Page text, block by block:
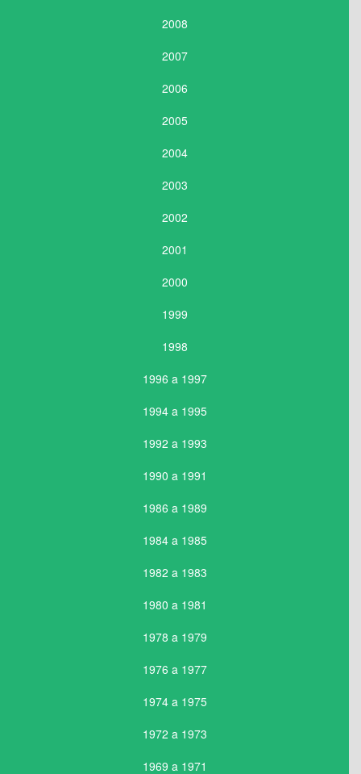
2008
2007
2006
2005
2004
2003
2002
2001
2000
1999
1998
1996 a 1997
1994 a 1995
1992 a 1993
1990 a 1991
1986 a 1989
1984 a 1985
1982 a 1983
1980 a 1981
1978 a 1979
1976 a 1977
1974 a 1975
1972 a 1973
1969 a 1971